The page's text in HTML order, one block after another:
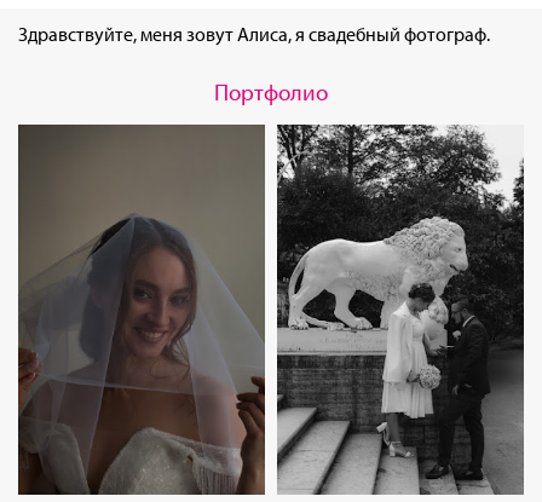
Здравствуйте, меня зовут Алиса, я свадебный фотограф.
Портфолио